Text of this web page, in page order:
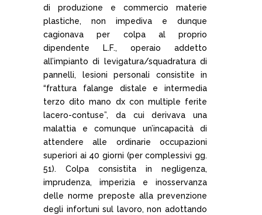
di produzione e commercio materie
plastiche, non impediva e dunque
cagionava per colpa al proprio
dipendente L.F., operaio addetto
all’impianto di levigatura/squadratura di
pannelli, lesioni personali consistite in
“frattura falange distale e intermedia
terzo dito mano dx con multiple ferite
lacero-contuse”, da cui derivava una
malattia e comunque un’incapacità di
attendere alle ordinarie occupazioni
superiori ai 40 giorni (per complessivi gg.
51). Colpa consistita in negligenza,
imprudenza, imperizia e inosservanza
delle norme preposte alla prevenzione
degli infortuni sul lavoro, non adottando